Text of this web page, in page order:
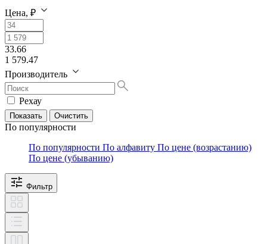
Цена, ₽
33.66
1 579.47
Производитель
Рехау
По популярности
По популярности По алфавиту По цене (возрастанию)
По цене (убыванию)
Фильтр